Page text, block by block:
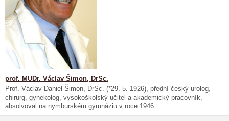
prof. MUDr. Václav Šimon, DrSc.
Prof. Václav Daniel Šimon, DrSc. (*29. 5. 1926), přední český urolog,
chirurg, gynekolog, vysokoškolský učitel a akademický pracovník,
absolvoval na nymburském gymnáziu v roce 1946.